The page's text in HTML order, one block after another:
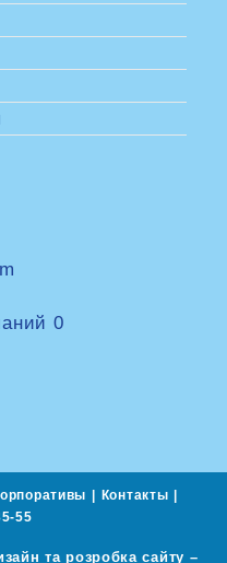
application
0
Контакты
55
та розробка сайту –